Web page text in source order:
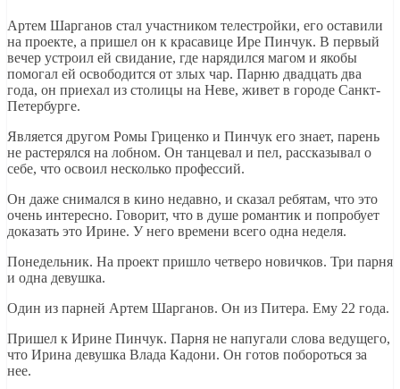
Артем Шарганов стал участником телестройки, его оставили
на проекте, а пришел он к красавице Ире Пинчук. В первый
вечер устроил ей свидание, где нарядился магом и якобы
помогал ей освободится от злых чар. Парню двадцать два
года, он приехал из столицы на Неве, живет в городе Санкт-
Петербурге.
Является другом Ромы Гриценко и Пинчук его знает, парень
не растерялся на лобном. Он танцевал и пел, рассказывал о
себе, что освоил несколько профессий.
Он даже снимался в кино недавно, и сказал ребятам, что это
очень интересно. Говорит, что в душе романтик и попробует
доказать это Ирине. У него времени всего одна неделя.
Понедельник. На проект пришло четверо новичков. Три парня
и одна девушка.
Один из парней Артем Шарганов. Он из Питера. Ему 22 года.
Пришел к Ирине Пинчук. Парня не напугали слова ведущего,
что Ирина девушка Влада Кадони. Он готов побороться за
нее.